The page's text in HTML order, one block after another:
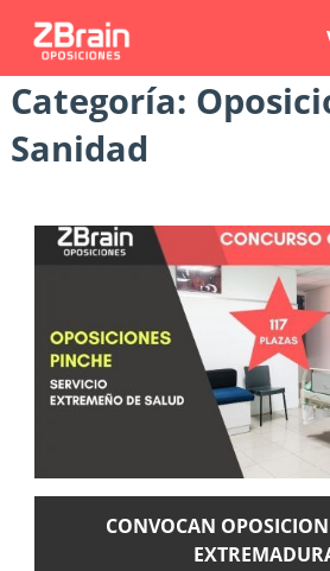
Categoría:
Sanidad
CONVOCAN